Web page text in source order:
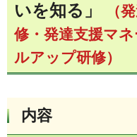
いを知る」
（
修・発達支援マ
ルアップ研修）
内容